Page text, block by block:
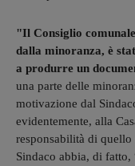
"Il Consiglio
dalla minoranza, è
a produrre un
una parte delle
motivazione dal
evidentemente, alla
responsabilità di quello
Sindaco abbia, di fatto,